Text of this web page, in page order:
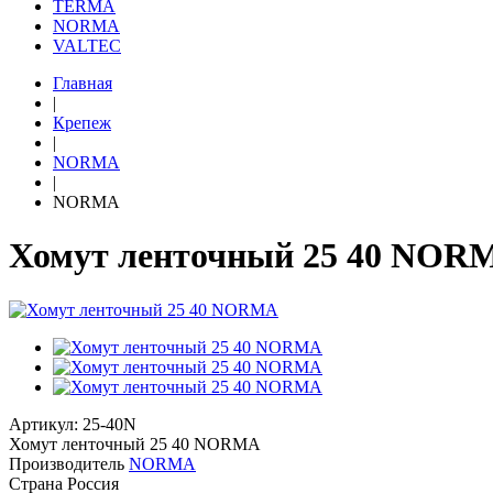
TERMA
NORMA
VALTEC
Главная
|
Крепеж
|
NORMA
|
NORMA
Хомут ленточный 25 40
Артикул: 25-40N
Хомут ленточный 25 40 NORMA
Производитель NORMA
Страна Россия